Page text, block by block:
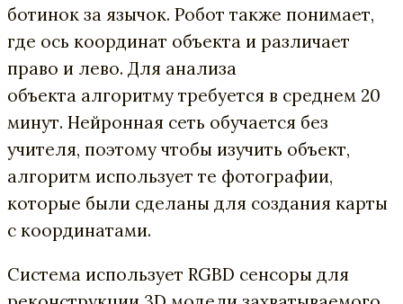
ботинок за язычок. Робот также понимает,
где ось координат объекта и различает
право и лево. Для анализа
объекта алгоритму требуется в среднем 20
минут. Нейронная сеть обучается без
учителя, поэтому чтобы изучить объект,
алгоритм использует те фотографии,
которые были сделаны для создания карты
с координатами.
Система использует RGBD сенсоры для